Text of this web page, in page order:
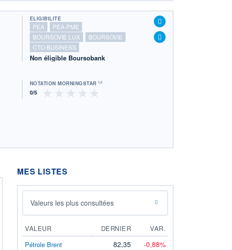
ÉLIGIBILITÉ
PEA
PEA-PME
BOURSOVIE LUX
BOURSOVIE
CTO BUSINESS
Non éligible Boursobank
NOTATION MORNINGSTAR ⁽¹⁾
MES LISTES
Valeurs les plus consultées
VALEUR DERNIER
VAR.
Pétrole Brent
82,35 -0,88%